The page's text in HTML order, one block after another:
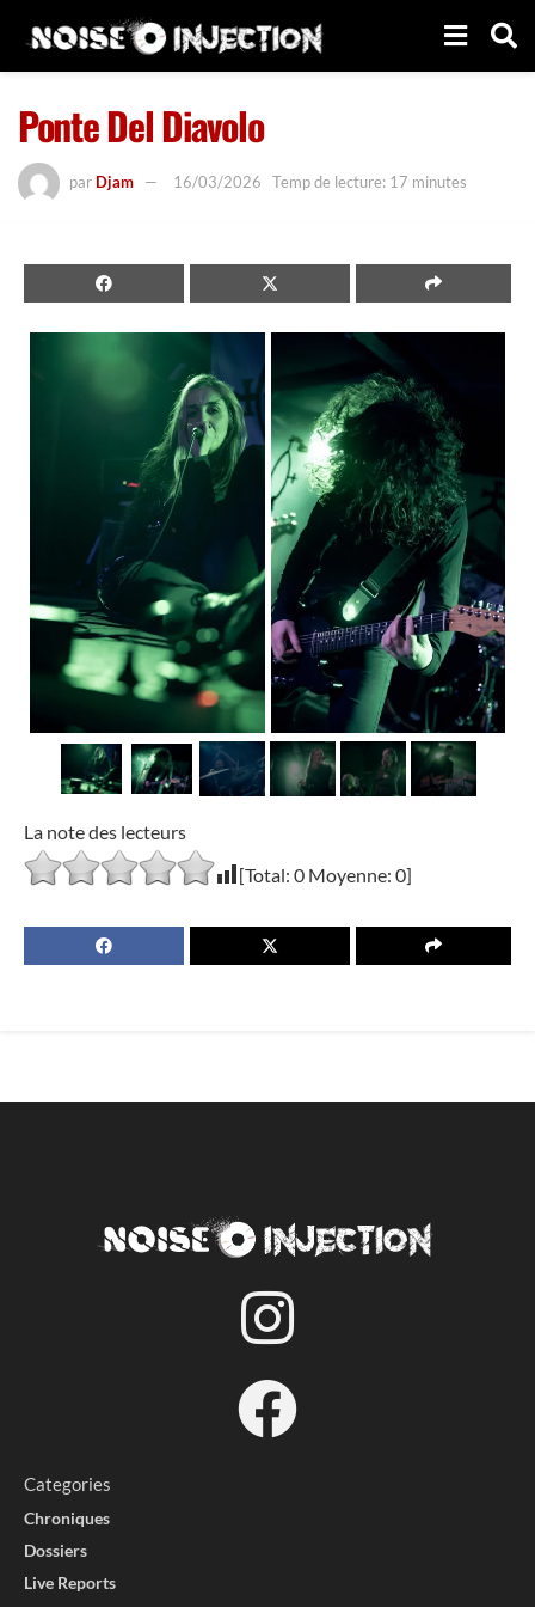
Ponte Del Diavolo
par Djam 16/03/2026 Temp de lecture: 17 minutes
La note des lecteurs
[Total: 0 Moyenne: 0]
Categories
Chroniques
Dossiers
Live Reports